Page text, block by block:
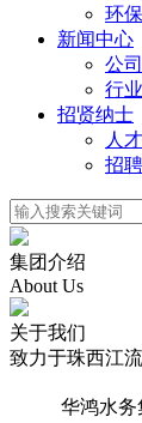
环
新闻中心
公
行
招贤纳士
人
招
集团介绍
About Us
关于我们
致力于珠西江
华鸿水务